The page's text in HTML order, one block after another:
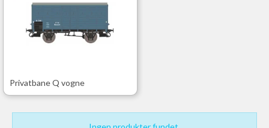
Privatbane Q vogne